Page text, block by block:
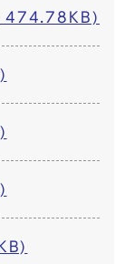
474.78KB)